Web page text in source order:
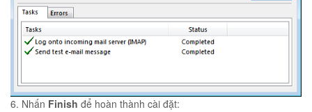
6. Nhấn Finish để hoàn thành cài đặt: